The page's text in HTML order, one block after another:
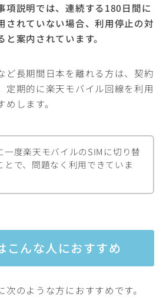
項説明では、連続する180日間に
されていない場合、利用停止の対
案内されています。
ど長期間日本を離れる方は、契約
定期的に楽天モバイル回線を利用
します。
一度楽天モバイルのSIMに切り替
とで、問題なく利用できていま
こんな人におすすめ
のような方におすすめです。